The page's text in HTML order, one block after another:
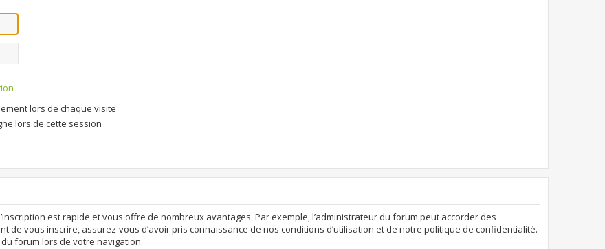
lors de chaque visite
lors de cette session
est rapide et vous offre de nombreux avantages. Par exemple, l’administrateur du forum peut accorder des
vous inscrire, assurez-vous d’avoir pris connaissance de nos conditions d’utilisation et de notre politique de confidentialité.
forum lors de votre navigation.